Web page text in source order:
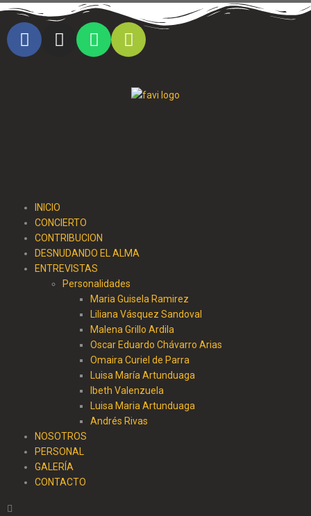
INICIO
CONCIERTO
CONTRIBUCION
DESNUDANDO EL ALMA
ENTREVISTAS
Personalidades
Maria Guisela Ramirez
Liliana Vásquez Sandoval
Malena Grillo Ardila
Oscar Eduardo Chávarro Arias
Omaira Curiel de Parra
Luisa María Artunduaga
Ibeth Valenzuela
Luisa Maria Artunduaga
Andrés Rivas
NOSOTROS
PERSONAL
GALERÍA
CONTACTO